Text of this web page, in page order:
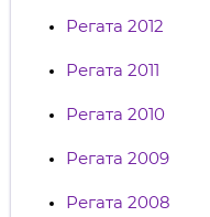
Регата 2012
Регата 2011
Регата 2010
Регата 2009
Регата 2008